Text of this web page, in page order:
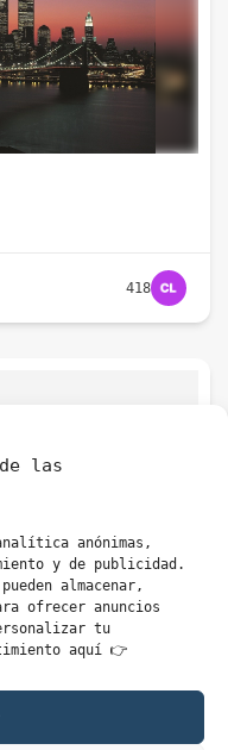
las
anónimas,
y de publicidad.
almacenar,
ofrecer anuncios
tu
aquí 👉
418
DE MOVILES
1698